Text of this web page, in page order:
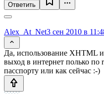
Ответить
Alex_At_Net3 сен 2010 в
Да, использование XHTML
выход в интернет полько по
пасспорту или как сейчас :-)